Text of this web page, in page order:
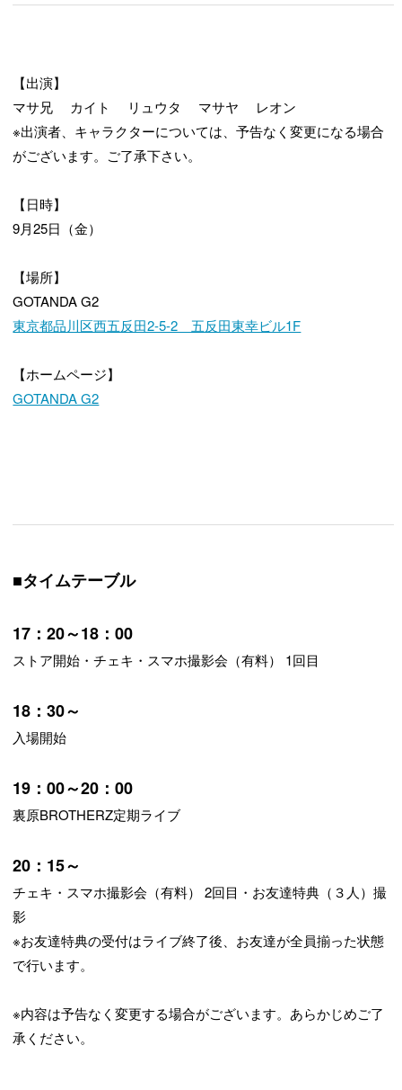
【出演】
マサ兄 カイト リュウタ マサヤ レオン
※出演者、キャラクターについては、予告なく変更になる場合
がございます。ご了承下さい。
【日時】
9月25日（金）
【場所】
GOTANDA G2
東京都品川区西五反田2-5-2 五反田東幸ビル1F
【ホームページ】
GOTANDA G2
■タイムテーブル
17：20～18：00
ストア開始・チェキ・スマホ撮影会（有料） 1回目
18：30～
入場開始
19：00～20：00
裏原BROTHERZ定期ライブ
20：15～
チェキ・スマホ撮影会（有料） 2回目・お友達特典（３人）撮
影
※お友達特典の受付はライブ終了後、お友達が全員揃った状態
で行います。
※内容は予告なく変更する場合がございます。あらかじめご了
承ください。